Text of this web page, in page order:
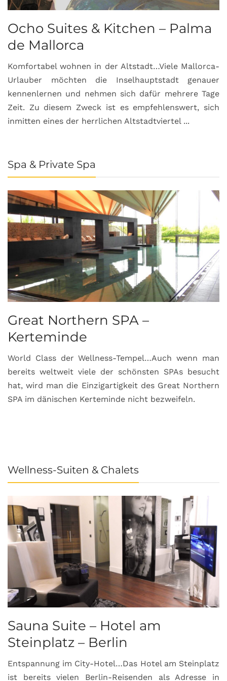
Ocho Suites & Kitchen – Palma
de Mallorca
Komfortabel wohnen in der Altstadt…Viele Mallorca-
Urlauber möchten die Inselhauptstadt genauer
kennenlernen und nehmen sich dafür mehrere Tage
Zeit. Zu diesem Zweck ist es empfehlenswert, sich
inmitten eines der herrlichen Altstadtviertel ...
Spa & Private Spa
Great Northern SPA –
Kerteminde
World Class der Wellness-Tempel…Auch wenn man
bereits weltweit viele der schönsten SPAs besucht
hat, wird man die Einzigartigkeit des Great Northern
SPA im dänischen Kerteminde nicht bezweifeln.
Wellness-Suiten & Chalets
Sauna Suite – Hotel am
Steinplatz – Berlin
Entspannung im City-Hotel…Das Hotel am Steinplatz
ist bereits vielen Berlin-Reisenden als Adresse in